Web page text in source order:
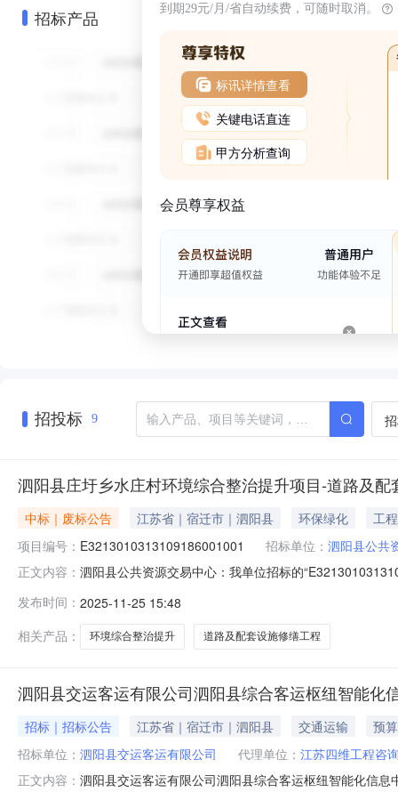
招标产品 到期29元/月/省自动续费，可随时取消。
标讯详情查看
关键电话直连
甲方分析查询
会员尊享权益
招投标 9
泗阳县庄圩乡水庄村环境综合整治提升项目-道路及
中标｜废标公告 江苏省｜宿迁市｜泗阳县 环保绿化
工程
项目编号： E3213010313109186001001 招标单位： 泗阳县公共
正文内容： 泗阳县公共资源交易中心：我单位招标的
发布时间： 2025-11-25 15:48
相关产品：
环境综合整治提升 道路及配套设施修缮工程
泗阳县交运客运有限公司泗阳县综合客运枢纽智能化
招标｜招标公告 江苏省｜宿迁市｜泗阳县 交通运输
预
招标单位： 泗阳县交运客运有限公司 代理单位： 江苏四维工程咨
正文内容： 泗阳县交运客运有限公司泗阳县综合客运枢纽智能化信